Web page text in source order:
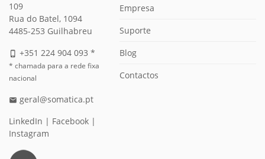
109
Rua do Batel, 1094
4485-253 Guilhabreu
phone_iphone +351 224 904 093 *
* chamada para a rede fixa
nacional
email geral@somatica.pt
LinkedIn | Facebook |
Instagram
Empresa
Suporte
Blog
Contactos